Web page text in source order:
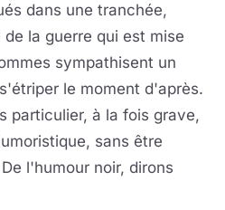
dans une tranchée,
la guerre qui est mise
sympathisent un
le moment d'après.
particulier, à la fois grave,
sans être
l'humour noir, dirons